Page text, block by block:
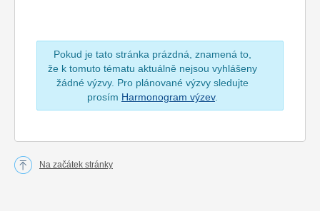
Pokud je tato stránka prázdná, znamená to,
že k tomuto tématu aktuálně nejsou vyhlášeny
žádné výzvy. Pro plánované výzvy sledujte
prosím Harmonogram výzev.
Na začátek stránky